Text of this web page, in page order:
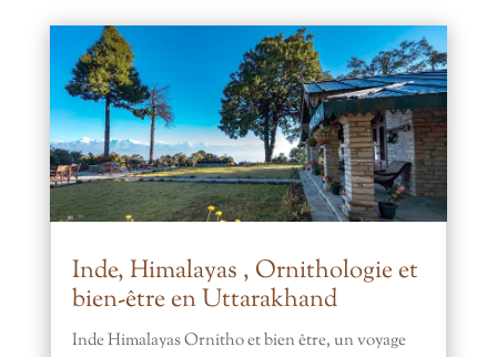
Inde, Himalayas , Ornithologie et
bien-être en Uttarakhand
Inde Himalayas Ornitho et bien être, un voyage